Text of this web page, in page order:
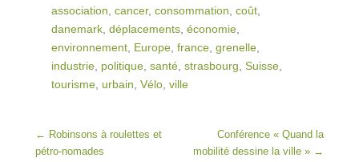
association, cancer, consommation, coût,
danemark, déplacements, économie,
environnement, Europe, france, grenelle,
industrie, politique, santé, strasbourg, Suisse,
tourisme, urbain, Vélo, ville
Post navigation
← Robinsons à roulettes et
pétro-nomades
Conférence « Quand la
mobilité dessine la ville » →